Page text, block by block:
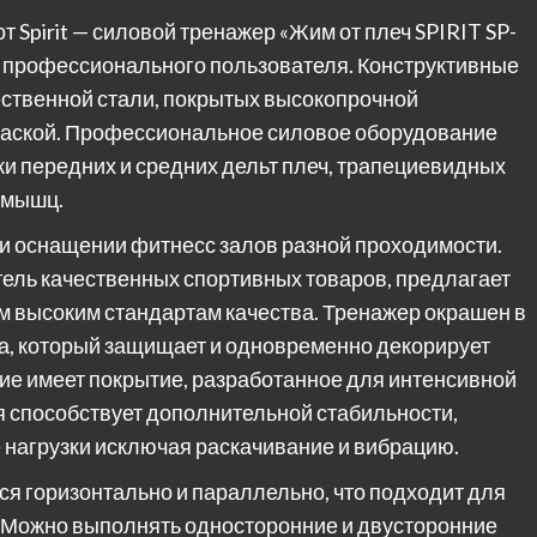
— силовой тренажер «Жим от плеч SPIRIT SP-
пользователя. Конструктивные
стали, покрытых высокопрочной
Профессиональное силовое оборудование
передних и средних дельт плеч, трапециевидных
мышц.
фитнесс залов разной проходимости.
качественных спортивных товаров, предлагает
стандартам качества. Тренажер окрашен в
который защищает и одновременно декорирует
имеет покрытие, разработанное для интенсивной
дополнительной стабильности,
исключая раскачивание и вибрацию.
горизонтально и параллельно, что подходит для
выполнять односторонние и двусторонние